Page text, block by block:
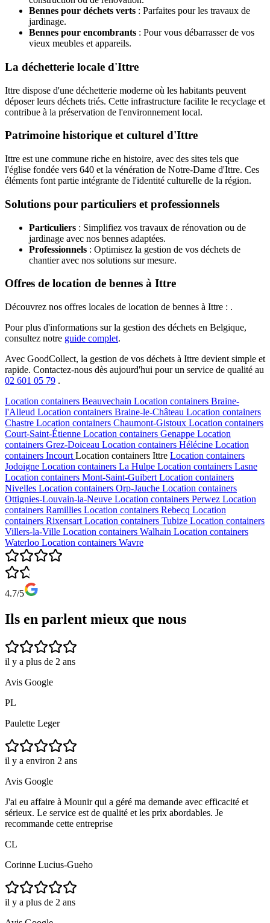
Bennes pour déchets verts : Parfaites pour les travaux de
jardinage.
Bennes pour encombrants : Pour vous débarrasser de vos
vieux meubles et appareils.
La déchetterie locale d'Ittre
Ittre dispose d'une déchetterie moderne où les habitants peuvent
déposer leurs déchets triés. Cette infrastructure facilite le recyclage et
contribue à la préservation de l'environnement local.
Patrimoine historique et culturel d'Ittre
Ittre est une commune riche en histoire, avec des sites tels que
l'église fondée vers 640 et la vénération de Notre-Dame d'Ittre. Ces
éléments font partie intégrante de l'identité culturelle de la région.
Solutions pour particuliers et professionnels
Particuliers : Simplifiez vos travaux de rénovation ou de
jardinage avec nos bennes adaptées.
Professionnels : Optimisez la gestion de vos déchets de
chantier avec nos solutions sur mesure.
Offres de location de bennes à Ittre
Découvrez nos offres locales de location de bennes à Ittre : .
Pour plus d'informations sur la gestion des déchets en Belgique,
consultez notre guide complet.
Avec GoodCollect, la gestion de vos déchets à Ittre devient simple et
rapide. Contactez-nous dès aujourd'hui pour un service de qualité au
02 601 05 79 .
Location containers Beauvechain Location containers Braine-
l'Alleud Location containers Braine-le-Château Location containers
Chastre Location containers Chaumont-Gistoux Location containers
Court-Saint-Étienne Location containers Genappe Location
containers Grez-Doiceau Location containers Hélécine Location
containers Incourt Location containers Ittre Location containers
Jodoigne Location containers La Hulpe Location containers Lasne
Location containers Mont-Saint-Guibert Location containers
Nivelles Location containers Orp-Jauche Location containers
Ottignies-Louvain-la-Neuve Location containers Perwez Location
containers Ramillies Location containers Rebecq Location
containers Rixensart Location containers Tubize Location containers
Villers-la-Ville Location containers Walhain Location containers
Waterloo Location containers Wavre
4.7/5
Ils en parlent mieux que nous
il y a plus de 2 ans
Avis Google
PL
Paulette Leger
il y a environ 2 ans
Avis Google
J'ai eu affaire à Mounir qui a géré ma demande avec efficacité et
sérieux. Le service est de qualité et les prix abordables. Je
recommande cette entreprise
CL
Corinne Lucius-Gueho
il y a plus de 2 ans